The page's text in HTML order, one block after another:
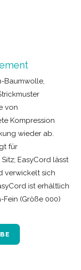
Baumwolle,
von
Kompression
wieder ab.
für
EasyCord lässt
verwickelt sich
ist erhältlich
(Größe 000)